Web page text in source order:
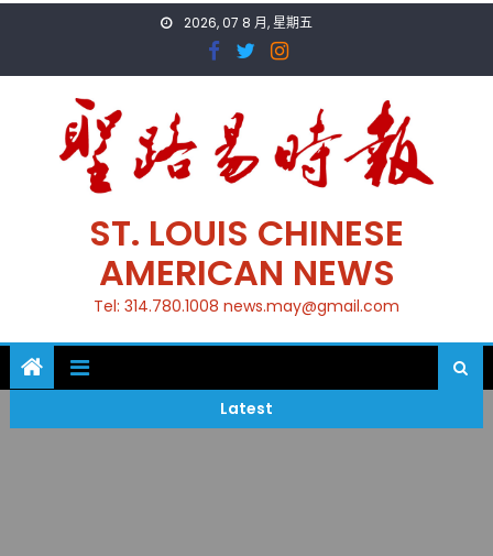
2026, 07 8 月, 星期五
ST. LOUIS CHINESE
AMERICAN NEWS
Tel: 314.780.1008 news.may@gmail.com
Latest